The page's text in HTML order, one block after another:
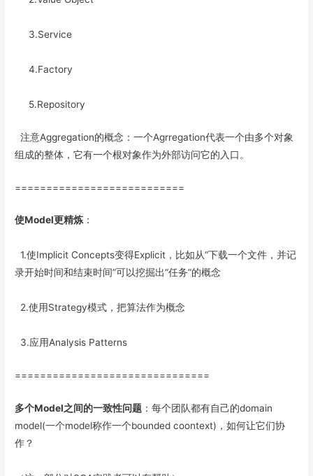
3.Service
4.Factory
5.Repository
注意Aggregation的概念：一个Agrregation代表一个由多个对象
组成的整体，它有一个根对象作为外部访问它的入口。
===========================
使Model更精炼：
1.使Implicit Concepts变得Explicit，比如从“下载一个文件，并记
录开始时间和结束时间”可以挖掘出“任务”的概念
2.使用Strategy模式，把算法作为概念
3.应用Analysis Patterns
===============================
多个Model之间的一致性问题 ：每个团队都有自己的domain
model(一个model称作一个bounded coontext)，如何让它们协
作？